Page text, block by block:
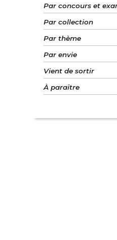
Par concours et
Par collection
Par thème
Par envie
Vient de sortir
À paraître